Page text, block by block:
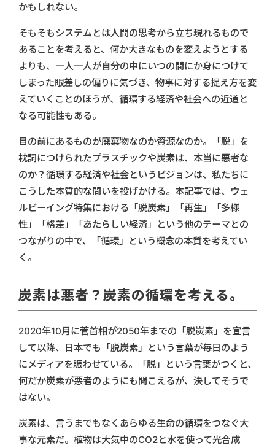
かもしれない。
そもそもシステムとは人間の思考から立ち現れるもので
あることを考えると、何か大きなものを変えようとする
よりも、一人一人が自分の中にいつの間にか身につけて
しまった眼差しの偏りに気づき、物事に対する捉え方を変
えていくことのほうが、循環する経済や社会への近道と
なる可能性もある。
目の前にあるものが廃棄物なのか資源なのか。「脱」を
枕詞につけられたプラスチックや炭素は、本当に悪者な
のか？循環する経済や社会というビジョンは、私たちに
こうした本質的な問いを投げかける。本記事では、ウェ
ルビーイング特集における「脱炭素」「再生」「多様
性」「格差」「あたらしい経済」という他のテーマとの
つながりの中で、「循環」という概念の本質を考えてい
く。
炭素は悪者？炭素の循環を考える。
2020年10月に菅首相が2050年までの「脱炭素」を宣言
して以降、日本でも「脱炭素」という言葉が毎日のよう
にメディアを賑わせている。「脱」という言葉がつくと、
何だか炭素が悪者のようにも聞こえるが、決してそうで
はない。
炭素は、言うまでもなくあらゆる生命の循環をつなぐ大
事な元素だ。植物は大気中のCO2と水を使って光合成